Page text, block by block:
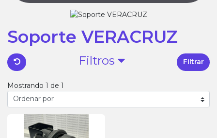
Soporte VERACRUZ
Filtros Filtrar
Mostrando 1 de 1